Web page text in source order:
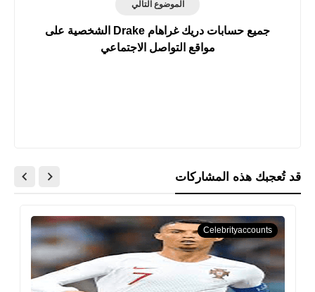
الموضوع التالي
جميع حسابات دريك غراهام Drake الشخصية على
مواقع التواصل الاجتماعي
قد تُعجبك هذه المشاركات
Celebrityaccounts